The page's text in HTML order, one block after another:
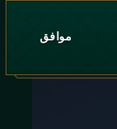
موافق